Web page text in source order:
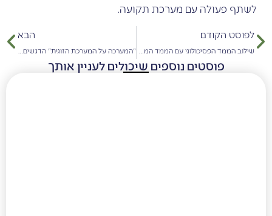
לשתף פעולה עם מערכת תקועה.
לפוסט הקודם
שילוב הממד הפסיכולוגי עם הממד המערכתי-מבני בטיפול
הבא
"המערכה על המערכת הזוגית" הדגשים בטיפול זוגי לשבים ממילואים
פוסטים נוספים שיכולים לעניין אותך